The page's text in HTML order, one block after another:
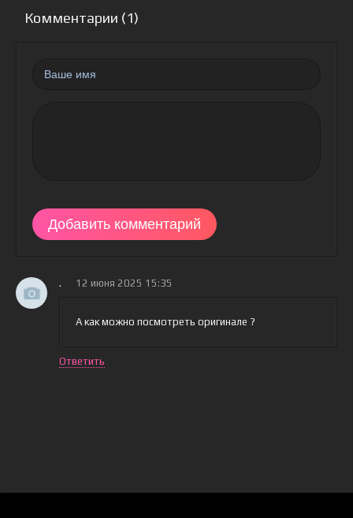
Комментарии (1)
Добавить комментарий
. 12 июня 2025 15:35
А как можно посмотреть оригинале ?
Ответить